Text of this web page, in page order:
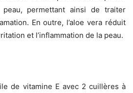
permettant ainsi de traiter
En outre, l’aloe vera réduit
et l’inflammation de la peau.
de vitamine E avec 2 cuillères à